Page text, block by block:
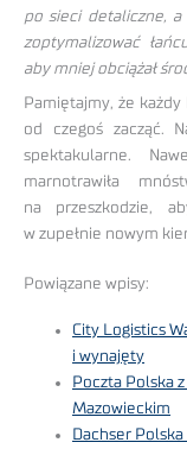
po sieci detaliczne,
zoptymalizować
aby mniej obciążał
Pamiętajmy, że każdy
od czegoś zacząć.
spektakularne.
marnotrawiła
na przeszkodzie,
w zupełnie nowym
Powiązane wpisy:
City Logistics
i wynajęty
Poczta Polska
Mazowieckim
Dachser Polska